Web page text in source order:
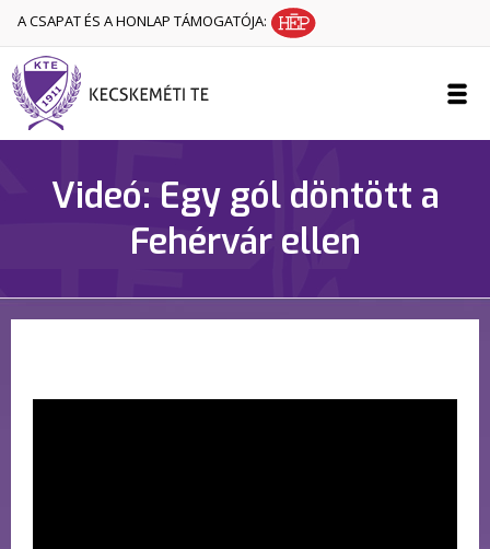
A CSAPAT ÉS A HONLAP TÁMOGATÓJA:
Videó: Egy gól döntött a
Fehérvár ellen